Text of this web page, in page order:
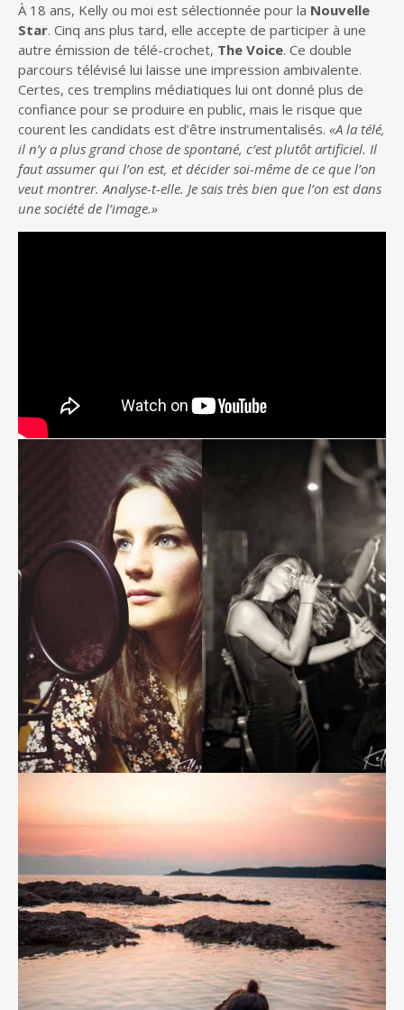
À 18 ans, Kelly ou moi est sélectionnée pour la Nouvelle
Star. Cinq ans plus tard, elle accepte de participer à une
autre émission de télé-crochet, The Voice. Ce double
parcours télévisé lui laisse une impression ambivalente.
Certes, ces tremplins médiatiques lui ont donné plus de
confiance pour se produire en public, mais le risque que
courent les candidats est d’être instrumentalisés. «A la télé,
il n’y a plus grand chose de spontané, c’est plutôt artificiel. Il
faut assumer qui l’on est, et décider soi-même de ce que l’on
veut montrer. Analyse-t-elle. Je sais très bien que l’on est dans
une société de l’image.»